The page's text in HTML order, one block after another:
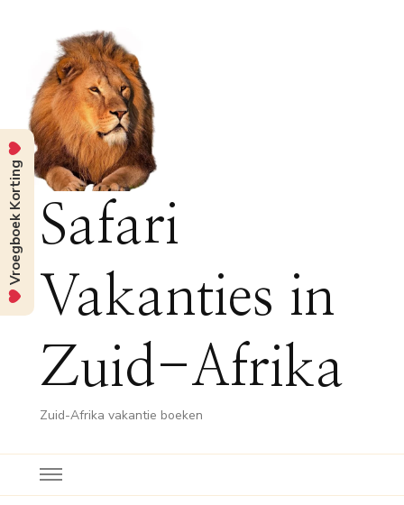
Safari
Vakanties in
Zuid-Afrika
Zuid-Afrika vakantie boeken
Vroegboek Korting